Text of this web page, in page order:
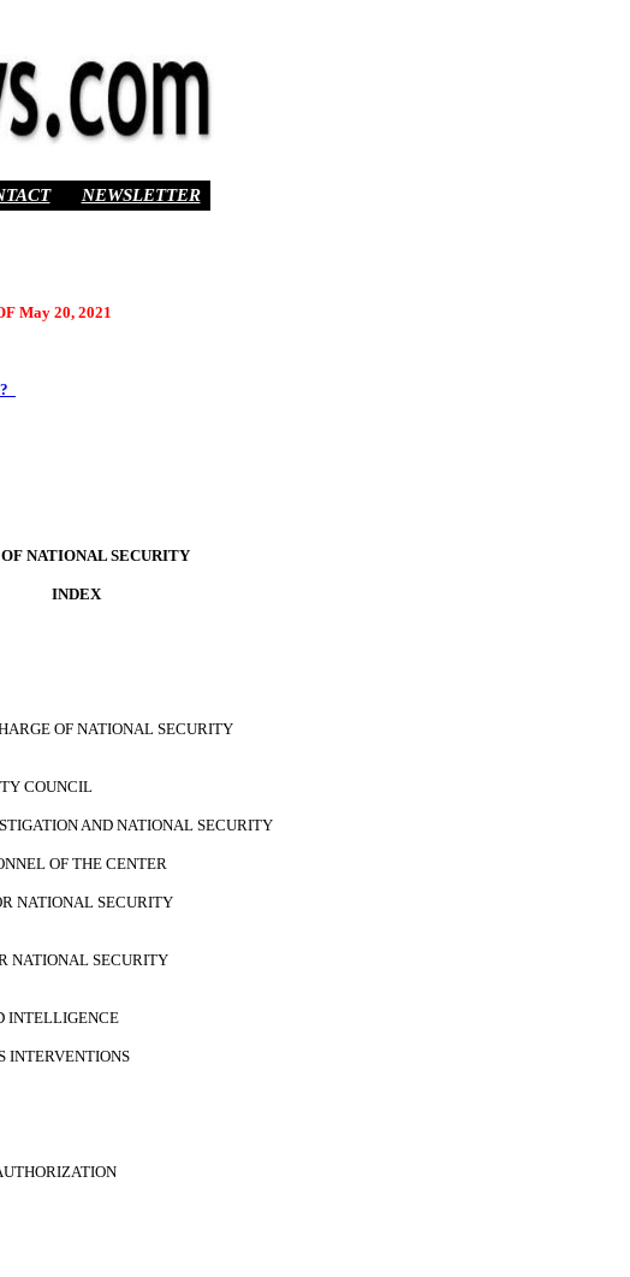
NEWSLETTER
May 20, 2021
NATIONAL SECURITY
INDEX
OF NATIONAL SECURITY
COUNCIL
AND NATIONAL SECURITY
OF THE CENTER
NATIONAL SECURITY
NATIONAL SECURITY
INTELLIGENCE
INTERVENTIONS